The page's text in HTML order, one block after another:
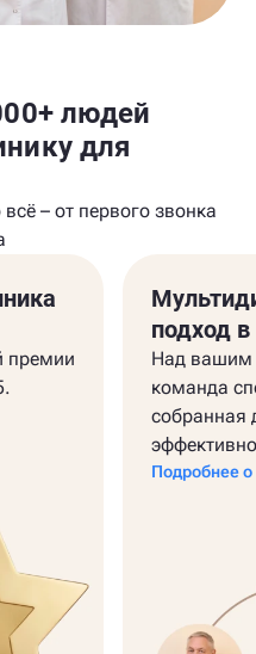
людей
для
– от первого звонка
премии
подход
Над вашим
команда
собранная
Подробнее о